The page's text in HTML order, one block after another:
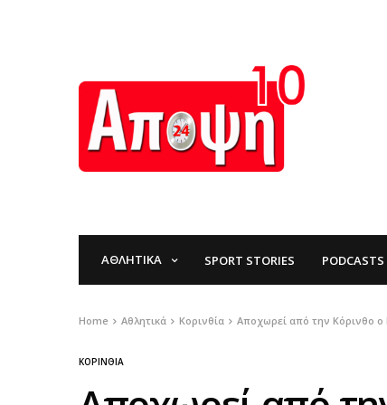
ΑΘΛΗΤΙΚΆ SPORT STORIES PODCASTS
Home Αθλητικά Κορινθία Αποχωρεί από την Κόρινθο ο
ΚΟΡΙΝΘΊΑ